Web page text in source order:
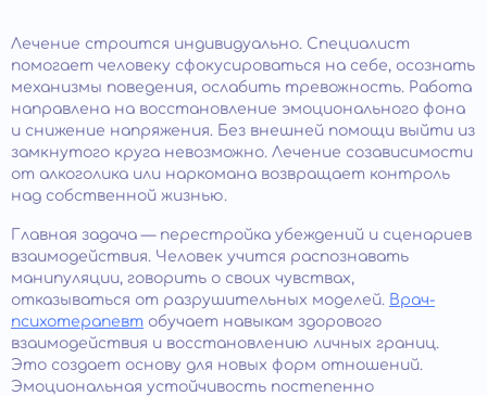
Лечение строится индивидуально. Специалист
помогает человеку сфокусироваться на себе, осознать
механизмы поведения, ослабить тревожность. Работа
направлена на восстановление эмоционального фона
и снижение напряжения. Без внешней помощи выйти из
замкнутого круга невозможно. Лечение созависимости
от алкоголика или наркомана возвращает контроль
над собственной жизнью.
Главная задача — перестройка убеждений и сценариев
взаимодействия. Человек учится распознавать
манипуляции, говорить о своих чувствах,
отказываться от разрушительных моделей. Врач-
психотерапевт обучает навыкам здорового
взаимодействия и восстановлению личных границ.
Это создает основу для новых форм отношений.
Эмоциональная устойчивость постепенно